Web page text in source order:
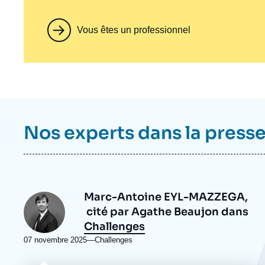
Vous êtes un professionnel
Nos experts dans la
Photo
Marc-Antoine EYL-MAZZEGA,
cité par Agathe Beaujon dans
Challenges
07 novembre 2025—Nom
Challenges